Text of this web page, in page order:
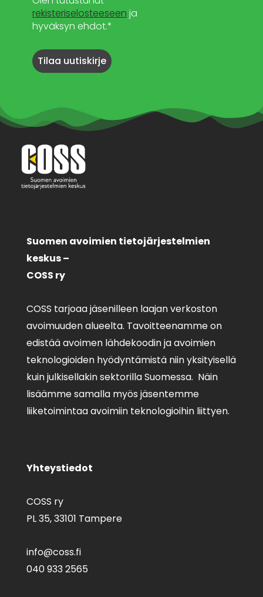
rekisteriselosteeseen ja
hyväksyn ehdot.*
Suomen avoimien tietojärjestelmien
keskus –
COSS ry
COSS tarjoaa jäsenilleen laajan verkoston
avoimuuden alueelta. Tavoitteenamme on
edistää avoimen lähdekoodin ja avoimien
teknologioiden hyödyntämistä niin yksityisellä
kuin julkisellakin sektorilla Suomessa. Näin
lisäämme samalla myös jäsentemme
liiketoimintaa avoimiin teknologioihin liittyen.
Yhteystiedot
COSS ry
PL 35,33101 Tampere
info@coss.fi
040 933 2565